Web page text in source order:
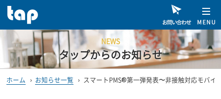
NEWS
タップからのお知らせ
ホーム › お知らせ一覧 › スマートPMS®第一弾発表〜非接触対応モバイ